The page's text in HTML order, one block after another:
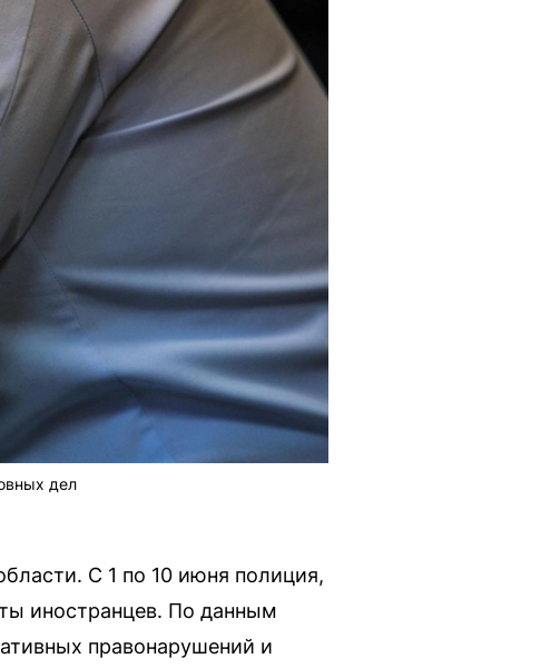
дел
С 1 по 10 июня полиция,
иностранцев. По данным
правонарушений и